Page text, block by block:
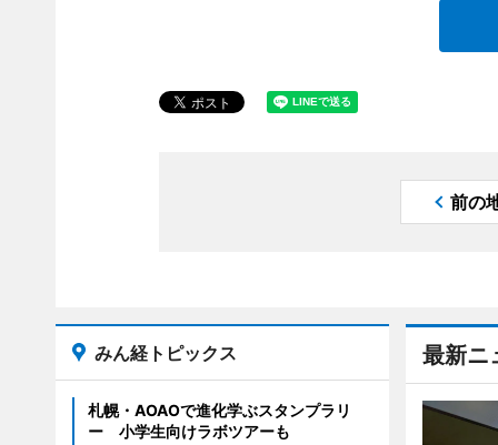
前の
最新ニ
みん経トピックス
札幌・AOAOで進化学ぶスタンプラリ
ー 小学生向けラボツアーも